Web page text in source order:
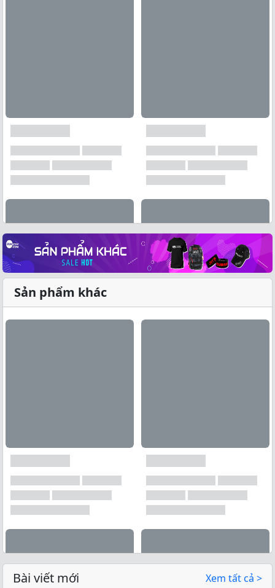
Xem tất cả →
Sản phẩm khác
Bài viết mới Xem tất cả >